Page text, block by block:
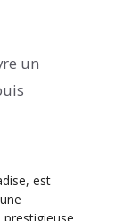
un
est